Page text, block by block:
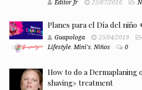
Editor Jr 25/07/2016
Planes para el Día del niño
Guapologa 25/04/2019
Lifestyle, Mini's, Niños 0
How to do a Dermaplaning
shaving» treatment